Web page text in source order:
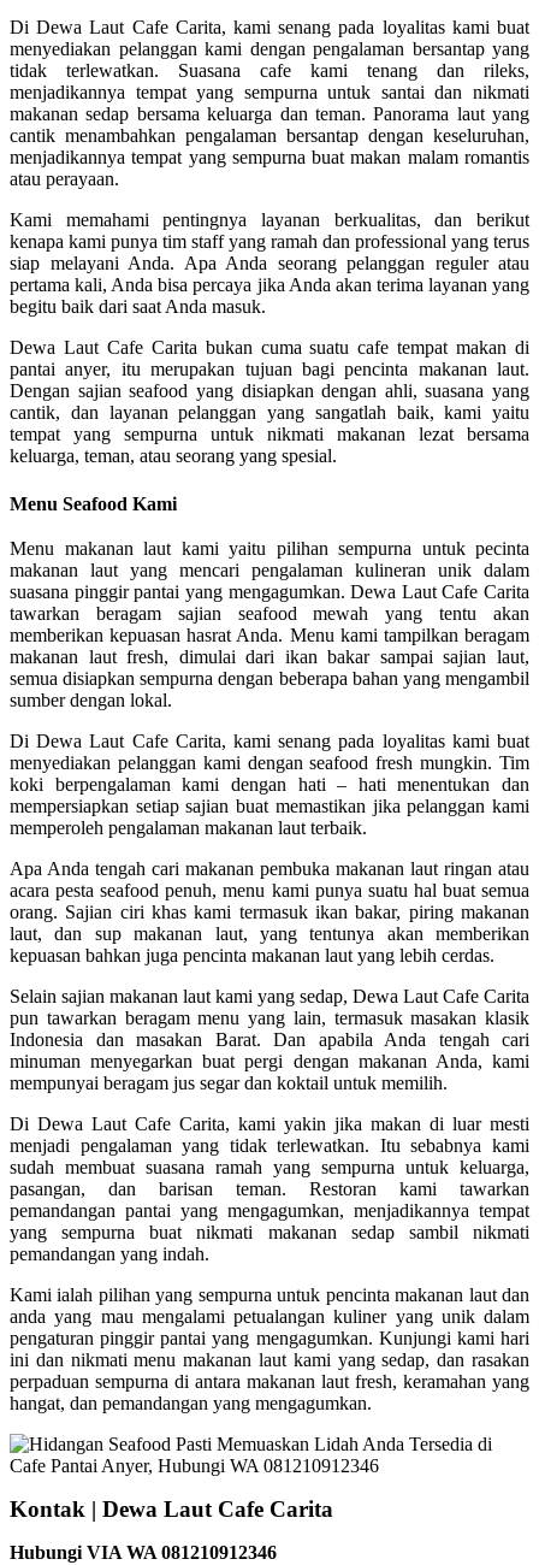
Di Dewa Laut Cafe Carita, kami senang pada loyalitas kami buat
menyediakan pelanggan kami dengan pengalaman bersantap yang
tidak terlewatkan. Suasana cafe kami tenang dan rileks,
menjadikannya tempat yang sempurna untuk santai dan nikmati
makanan sedap bersama keluarga dan teman. Panorama laut yang
cantik menambahkan pengalaman bersantap dengan keseluruhan,
menjadikannya tempat yang sempurna buat makan malam romantis
atau perayaan.
Kami memahami pentingnya layanan berkualitas, dan berikut
kenapa kami punya tim staff yang ramah dan professional yang terus
siap melayani Anda. Apa Anda seorang pelanggan reguler atau
pertama kali, Anda bisa percaya jika Anda akan terima layanan yang
begitu baik dari saat Anda masuk.
Dewa Laut Cafe Carita bukan cuma suatu cafe tempat makan di
pantai anyer, itu merupakan tujuan bagi pencinta makanan laut.
Dengan sajian seafood yang disiapkan dengan ahli, suasana yang
cantik, dan layanan pelanggan yang sangatlah baik, kami yaitu
tempat yang sempurna untuk nikmati makanan lezat bersama
keluarga, teman, atau seorang yang spesial.
Menu Seafood Kami
Menu makanan laut kami yaitu pilihan sempurna untuk pecinta
makanan laut yang mencari pengalaman kulineran unik dalam
suasana pinggir pantai yang mengagumkan. Dewa Laut Cafe Carita
tawarkan beragam sajian seafood mewah yang tentu akan
memberikan kepuasan hasrat Anda. Menu kami tampilkan beragam
makanan laut fresh, dimulai dari ikan bakar sampai sajian laut,
semua disiapkan sempurna dengan beberapa bahan yang mengambil
sumber dengan lokal.
Di Dewa Laut Cafe Carita, kami senang pada loyalitas kami buat
menyediakan pelanggan kami dengan seafood fresh mungkin. Tim
koki berpengalaman kami dengan hati – hati menentukan dan
mempersiapkan setiap sajian buat memastikan jika pelanggan kami
memperoleh pengalaman makanan laut terbaik.
Apa Anda tengah cari makanan pembuka makanan laut ringan atau
acara pesta seafood penuh, menu kami punya suatu hal buat semua
orang. Sajian ciri khas kami termasuk ikan bakar, piring makanan
laut, dan sup makanan laut, yang tentunya akan memberikan
kepuasan bahkan juga pencinta makanan laut yang lebih cerdas.
Selain sajian makanan laut kami yang sedap, Dewa Laut Cafe Carita
pun tawarkan beragam menu yang lain, termasuk masakan klasik
Indonesia dan masakan Barat. Dan apabila Anda tengah cari
minuman menyegarkan buat pergi dengan makanan Anda, kami
mempunyai beragam jus segar dan koktail untuk memilih.
Di Dewa Laut Cafe Carita, kami yakin jika makan di luar mesti
menjadi pengalaman yang tidak terlewatkan. Itu sebabnya kami
sudah membuat suasana ramah yang sempurna untuk keluarga,
pasangan, dan barisan teman. Restoran kami tawarkan
pemandangan pantai yang mengagumkan, menjadikannya tempat
yang sempurna buat nikmati makanan sedap sambil nikmati
pemandangan yang indah.
Kami ialah pilihan yang sempurna untuk pencinta makanan laut dan
anda yang mau mengalami petualangan kuliner yang unik dalam
pengaturan pinggir pantai yang mengagumkan. Kunjungi kami hari
ini dan nikmati menu makanan laut kami yang sedap, dan rasakan
perpaduan sempurna di antara makanan laut fresh, keramahan yang
hangat, dan pemandangan yang mengagumkan.
Kontak | Dewa Laut Cafe Carita
Hubungi VIA WA 081210912346